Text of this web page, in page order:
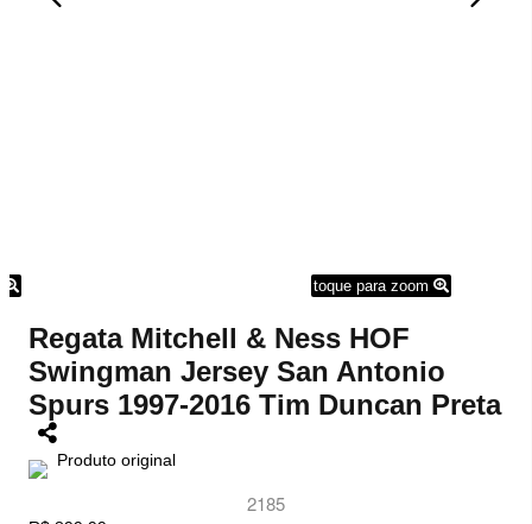
toque para zoom
Regata Mitchell & Ness HOF
Swingman Jersey San Antonio
Spurs 1997-2016 Tim Duncan Preta
Produto original
2185